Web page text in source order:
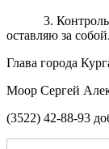
3.
оставляю за собой.
Глава города
Моор Сергей
(3522) 42-88-93